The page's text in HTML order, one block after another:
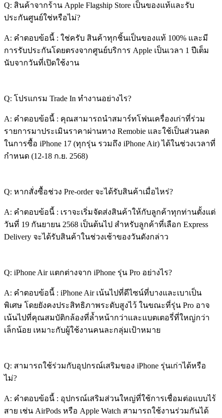
Q: สินค้าจากร้าน Apple Flagship Store เป็นของแท้และรับ
ประกันศูนย์ใช่หรือไม่?
A: คำตอบข้อนี้ : ใช่ครับ สินค้าทุกชิ้นเป็นของแท้ 100% และมี
การรับประกันโดยตรงจากศูนย์บริการ Apple เป็นเวลา 1 ปีเต็ม
นับจากวันที่เปิดใช้งาน
Q: โปรแกรม Trade In ทำงานอย่างไร?
A: คำตอบข้อนี้ : คุณสามารถนำสมาร์ทโฟนเครื่องเก่าที่ร่วม
รายการมาประเมินราคาผ่านทาง Remobie และใช้เป็นส่วนลด
ในการซื้อ iPhone 17 (ทุกรุ่น รวมถึง iPhone Air) ได้ในช่วงเวลาที่
กำหนด (12-18 ก.ย. 2568)
Q: หากสั่งซื้อช่วง Pre-order จะได้รับสินค้าเมื่อไหร่?
A: คำตอบข้อนี้ : เราจะเริ่มจัดส่งสินค้าให้กับลูกค้าทุกท่านตั้งแต่
วันที่ 19 กันยายน 2568 เป็นต้นไป สำหรับลูกค้าที่เลือก Express
Delivery จะได้รับสินค้าในช่วงเช้าของวันดังกล่าว
Q: iPhone Air แตกต่างจาก iPhone รุ่น Pro อย่างไร?
A: คำตอบข้อนี้ : iPhone Air เน้นไปที่ดีไซน์ที่บางและเบาเป็น
พิเศษ โดยยังคงประสิทธิภาพระดับสูงไว้ ในขณะที่รุ่น Pro อาจ
เน้นไปที่คุณสมบัติกล้องที่ล้ำหน้ากว่าและแบตเตอรี่ที่ใหญ่กว่า
เล็กน้อย เหมาะกับผู้ใช้งานคนละกลุ่มเป้าหมาย
Q: สามารถใช้ร่วมกับอุปกรณ์เสริมของ iPhone รุ่นเก่าได้หรือ
ไม่?
A: คำตอบข้อนี้ : อุปกรณ์เสริมส่วนใหญ่ที่ใช้การเชื่อมต่อแบบไร้
สาย เช่น AirPods หรือ Apple Watch สามารถใช้งานร่วมกันได้